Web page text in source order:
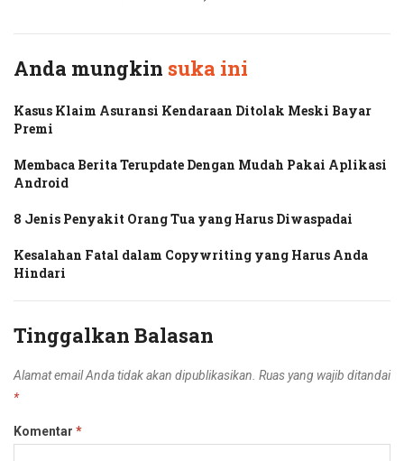
Anda mungkin suka ini
Kasus Klaim Asuransi Kendaraan Ditolak Meski Bayar
Premi
Membaca Berita Terupdate Dengan Mudah Pakai Aplikasi
Android
8 Jenis Penyakit Orang Tua yang Harus Diwaspadai
Kesalahan Fatal dalam Copywriting yang Harus Anda
Hindari
Tinggalkan Balasan
Alamat email Anda tidak akan dipublikasikan. Ruas yang wajib ditandai
*
Komentar *